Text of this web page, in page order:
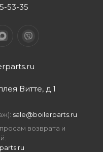
53-35
Витте, д.1
sale@boilerparts.ru
возврата и